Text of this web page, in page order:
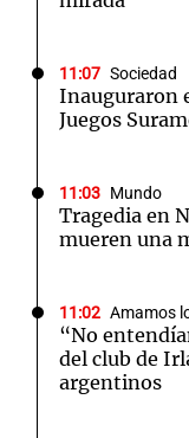
11:07 Sociedad
Inauguraron
Juegos
11:03 Mundo
Tragedia en
mueren una
11:02 Amamos
“No
del club de
argentinos